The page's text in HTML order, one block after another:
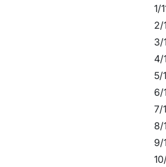
1/
2/
3/
4/
5/
6/
7/
8/
9/